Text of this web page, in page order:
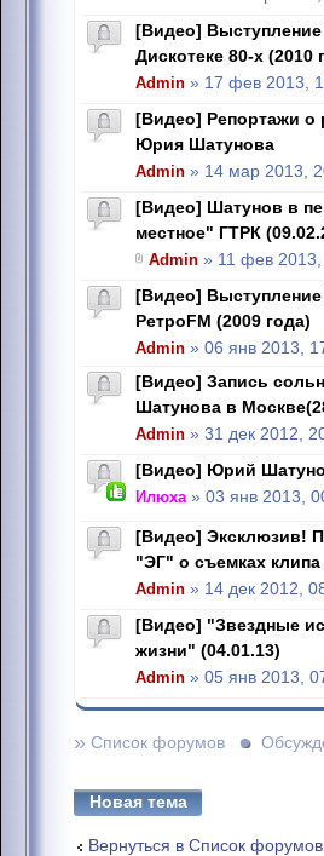
[Видео]
Дискотеке 80-х (2010
Admin » 17 фев 2013,
[Видео] Репортажи о
Юрия Шатунова
Admin » 14 мар 2013,
[Видео] Шатунов в
местное" ГТРК
Admin » 11 фев
[Видео]
РетроFM (2009 года)
Admin » 06 янв 2013,
[Видео] Запись
Шатунова в
Admin » 31 дек 2012,
[Видео] Юрий
Илюха» 03 янв 2013,
[Видео] Эксклюзив!
"ЭГ" о съемках клипа
Admin » 14 дек 2012,
[Видео] "Звездные
жизни" (04.01.13)
Admin » 05 янв 2013,
» Список форумов
Новая тема
Вернуться в Список форумов